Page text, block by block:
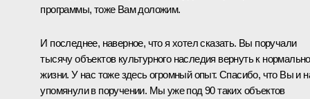
программы, тоже Вам доложим.
И последнее, наверное, что я хотел сказать. Вы поручали
тысячу объектов культурного наследия вернуть к
жизни. У нас тоже здесь огромный опыт. Спасибо, что Вы и
упомянули в поручении. Мы уже под 90 таких объектов